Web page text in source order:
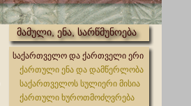
მამული, ენა, სარწმუნოება
საქართველო და ქართველი ერი
ქართული ენა და დამწერლობა
საქართველოს სულიერი მისია
ქართული ხუროთმოძღვრება